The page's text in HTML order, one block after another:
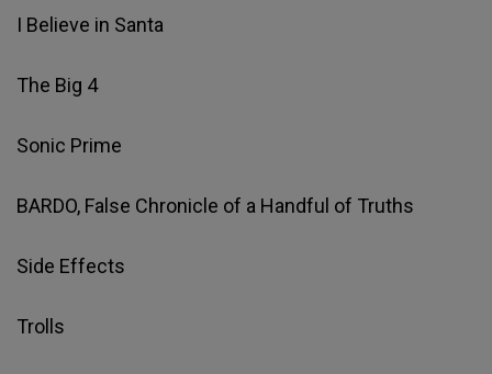
I Believe in Santa
The Big 4
Sonic Prime
BARDO, False Chronicle of a Handful of Truths
Side Effects
Trolls